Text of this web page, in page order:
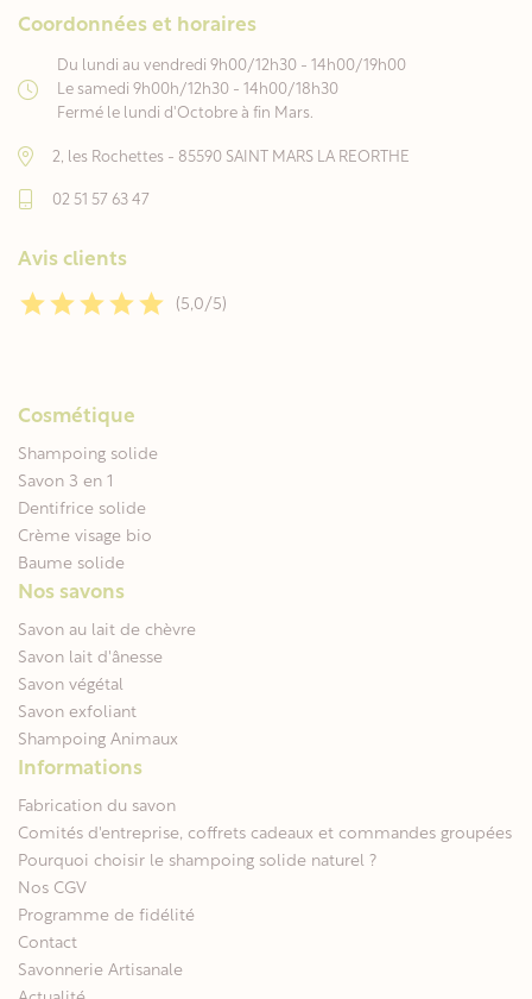
Coordonnées et horaires
Du lundi au vendredi 9h00/12h30 - 14h00/19h00
Le samedi 9h00h/12h30 - 14h00/18h30
Fermé le lundi d'Octobre à fin Mars.
2, les Rochettes - 85590 SAINT MARS LA REORTHE
02 51 57 63 47
Avis clients
(5,0/5)
Cosmétique
Shampoing solide
Savon 3 en 1
Dentifrice solide
Crème visage bio
Baume solide
Nos savons
Savon au lait de chèvre
Savon lait d'ânesse
Savon végétal
Savon exfoliant
Shampoing Animaux
Informations
Fabrication du savon
Comités d'entreprise, coffrets cadeaux et commandes groupées
Pourquoi choisir le shampoing solide naturel ?
Nos CGV
Programme de fidélité
Contact
Savonnerie Artisanale